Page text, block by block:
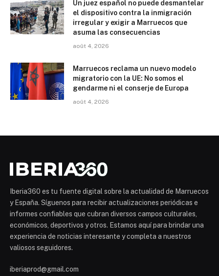
Un juez español no puede desmantelar
el dispositivo contra la inmigración
irregular y exigir a Marruecos que
asuma las consecuencias
août 4, 2026
Marruecos reclama un nuevo modelo
migratorio con la UE: No somos el
gendarme ni el conserje de Europa
août 4, 2026
Iberia360 es tu fuente digital sobre la actualidad de Marruecos
y España. Síguenos para recibir actualizaciones periódicas e
informes confiables que cubran diversos campos culturales,
económicos, deportivos y otros. Estamos aquí para brindar una
experiencia de noticias interesante y completa a nuestros
valiosos seguidores.
iberiaprod@gmail.com